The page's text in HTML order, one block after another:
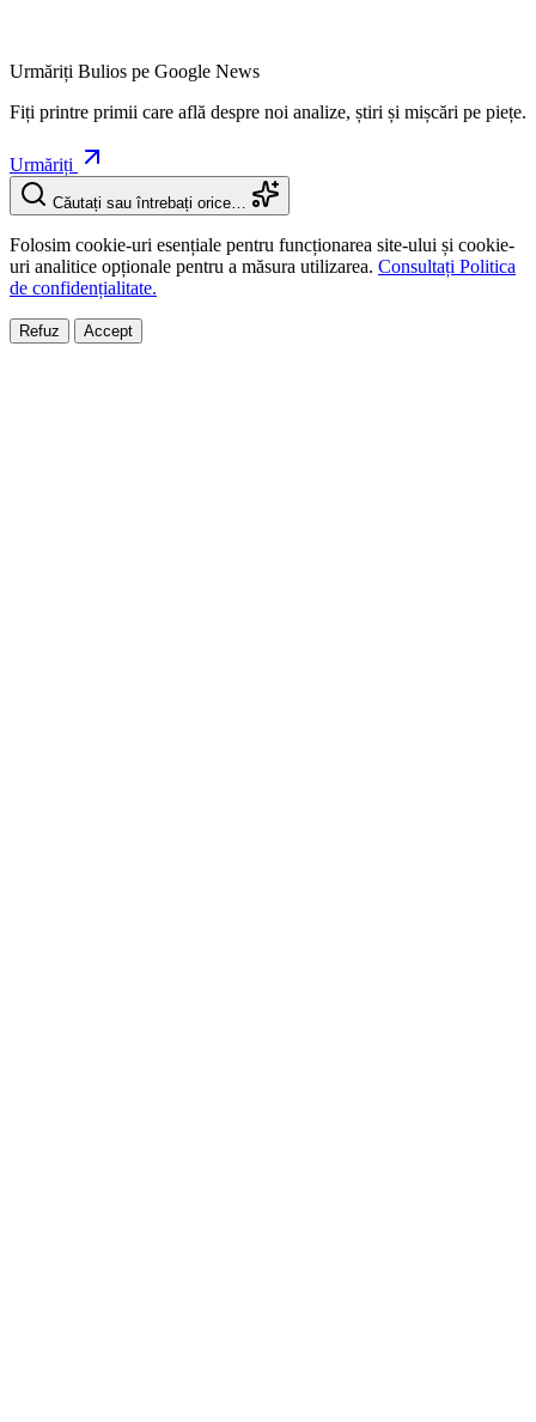
Urmăriți Bulios pe Google News
Fiți printre primii care află despre noi analize, știri și mișcări pe piețe.
Urmăriți
Căutați sau întrebați orice…
Folosim cookie-uri esențiale pentru funcționarea site-ului și cookie-
uri analitice opționale pentru a măsura utilizarea. Consultați Politica
de confidențialitate.
Refuz Accept